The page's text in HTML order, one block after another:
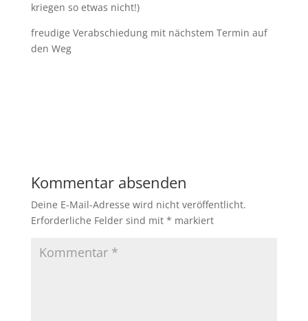
kriegen so etwas nicht!)
freudige Verabschiedung mit nächstem Termin auf
den Weg
Kommentar absenden
Deine E-Mail-Adresse wird nicht veröffentlicht.
Erforderliche Felder sind mit * markiert